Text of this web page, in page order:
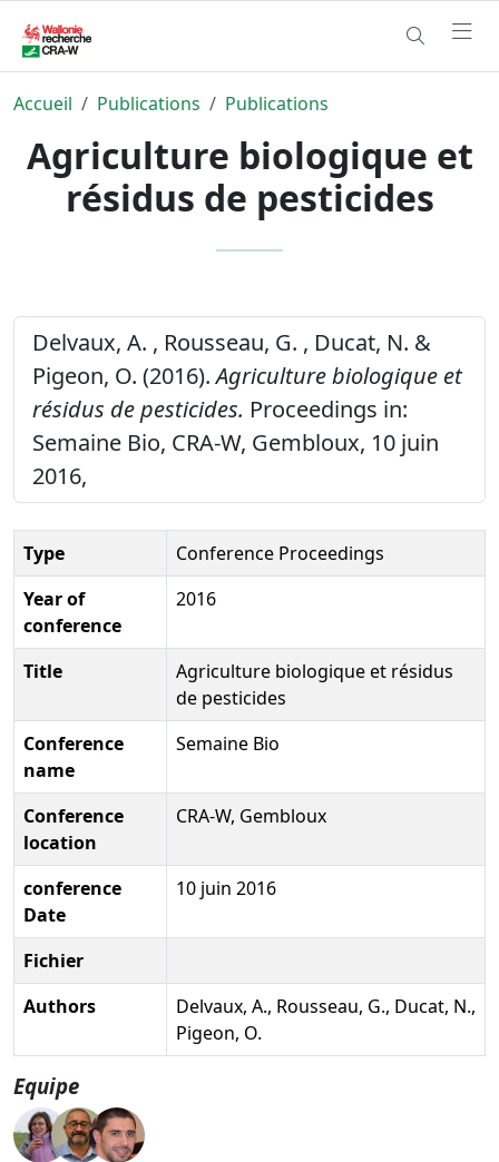
Accueil Publications Publications
Agriculture biologique et
résidus de pesticides
Delvaux, A. , Rousseau, G. , Ducat, N. &
Pigeon, O. (2016).Agriculture biologique et
résidus de pesticides. Proceedings in:
Semaine Bio, CRA-W, Gembloux, 10 juin
2016,
Type
Conference Proceedings
Year of
conference
2016
Title
Agriculture biologique et résidus
de pesticides
Conference
name
Semaine Bio
Conference
location
CRA-W, Gembloux
conference
Date
10 juin 2016
Fichier
Authors
Delvaux, A., Rousseau, G., Ducat, N.,
Pigeon, O.
Equipe